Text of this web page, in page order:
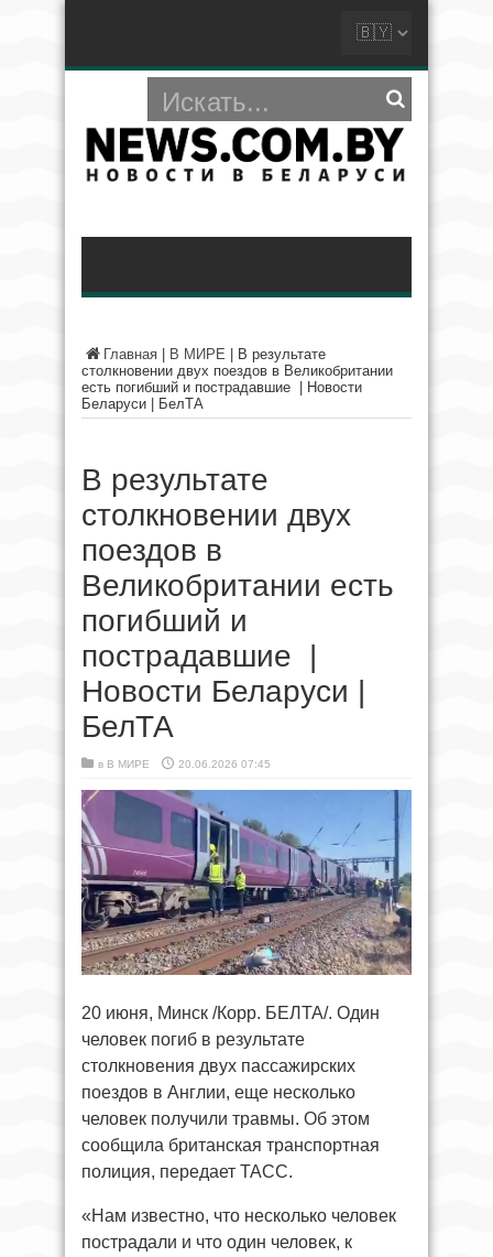
Главная В МИРЕ
В результате
столкновении двух поездов в Великобритании
есть погибший и пострадавшие | Новости
Беларуси | БелТА
В результате
столкновении двух
поездов в
Великобритании есть
погибший и
пострадавшие |
Новости Беларуси |
БелТА
в В МИРЕ 20.06.2026 07:45
20 июня, Минск /Корр. БЕЛТА/. Один
человек погиб в результате
столкновения двух пассажирских
поездов в Англии, еще несколько
человек получили травмы. Об этом
сообщила британская транспортная
полиция, передает ТАСС.
«Нам известно, что несколько человек
пострадали и что один человек, к